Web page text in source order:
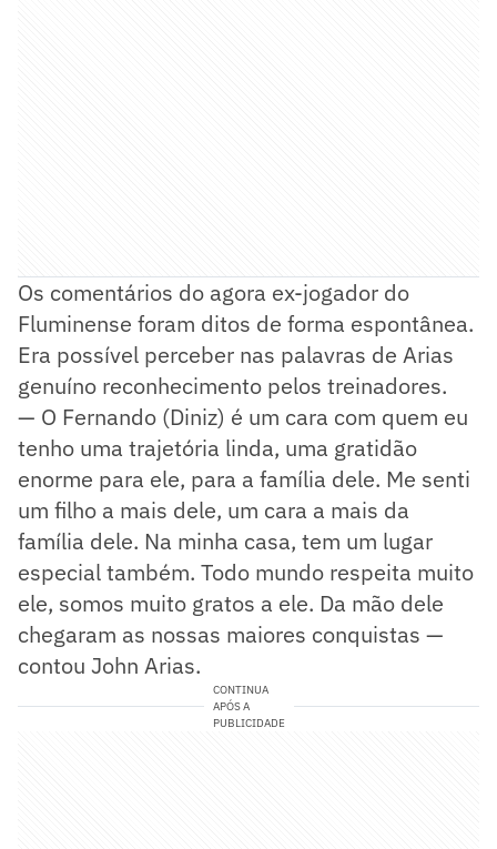
Os comentários do agora ex-jogador do
Fluminense foram ditos de forma espontânea.
Era possível perceber nas palavras de Arias
genuíno reconhecimento pelos treinadores.
— O Fernando (Diniz) é um cara com quem eu
tenho uma trajetória linda, uma gratidão
enorme para ele, para a família dele. Me senti
um filho a mais dele, um cara a mais da
família dele. Na minha casa, tem um lugar
especial também. Todo mundo respeita muito
ele, somos muito gratos a ele. Da mão dele
chegaram as nossas maiores conquistas —
contou John Arias.
CONTINUA
APÓS A
PUBLICIDADE